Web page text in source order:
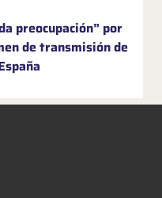
preocupación” por
de transmisión de